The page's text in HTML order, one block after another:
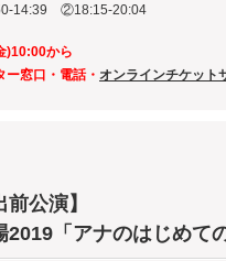
14:39 ②18:15-20:04
)10:00から
窓口・電話・ オンラインチケット
前公演】
「アナのはじめて